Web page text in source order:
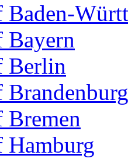
Bayern
Berlin
Bremen
Hamburg